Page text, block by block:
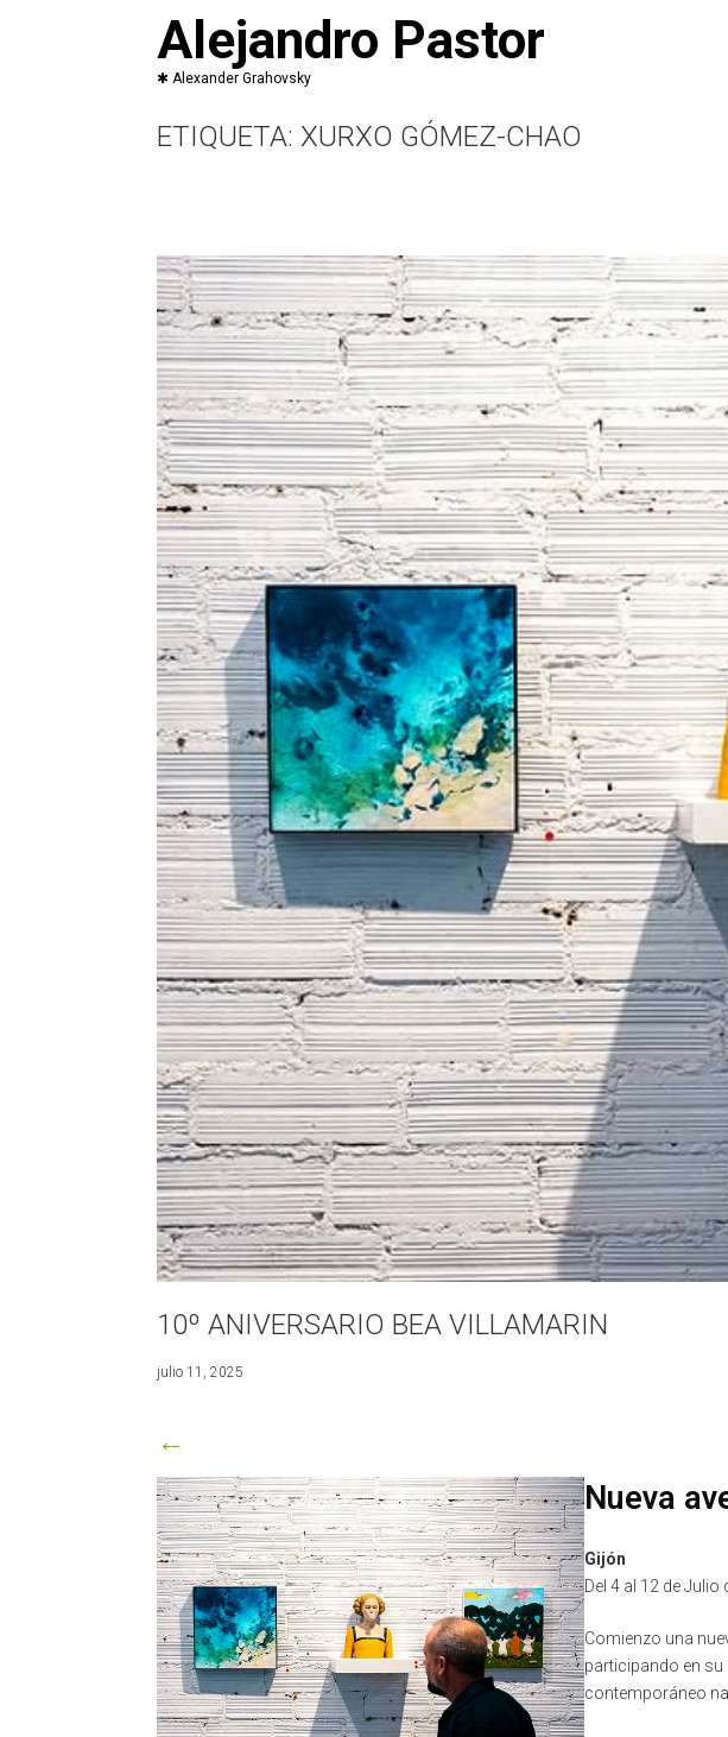
Alejandro Pastor
ETIQUETA: XURXO GÓMEZ-CHAO
10º ANIVERSARIO BEA VILLAMARIN
julio 11, 2025
←
Nueva
Gijón
Del 4 al 12 de Julio
Comienzo una
participando en su
contemporáneo